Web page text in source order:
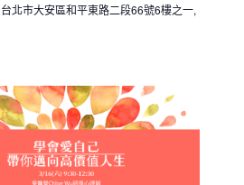
台北市大安區和平東路二段66號6樓之一,